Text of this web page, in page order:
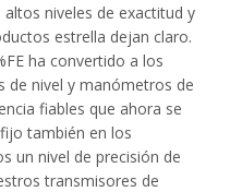
altos niveles de exactitud y
estrella dejan claro.
ha convertido a los
de nivel y manómetros de
fiables que ahora se
también en los
un nivel de precisión de
transmisores de